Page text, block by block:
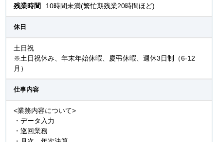
残業時間
10時間未満(繁忙期残業20時間ほど)
休日
土日祝
※土日祝休み、年末年始休暇、慶弔休暇、週休3日制（6-12
月）
仕事内容
<業務内容について>
・データ入力
・巡回業務